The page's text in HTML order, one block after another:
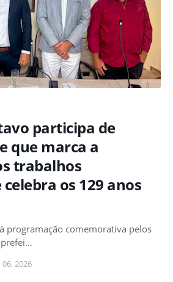
participa de
que marca a
trabalhos
os 129 anos
programação comemorativa pelos
2026